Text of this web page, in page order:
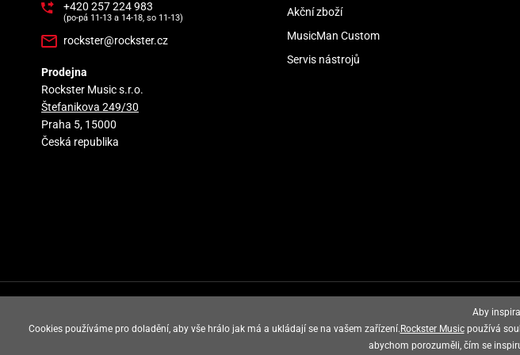
+420 257 224 983
(po-pá 11-13 a 14-18, so 11-13)
rockster@rockster.cz
Prodejna
Rockster Music s.r.o.
Štefanikova 249/30
Praha 5, 15000
Česká republika
Akční zboží
MusicMan Custom
Servis nástrojů
Aby
Cookies používáme pro doladění, aby vše hrálo jak má a ukládají se na vašem zařízení. Rockster Musicpoužívá
abychom porozuměli, čím se